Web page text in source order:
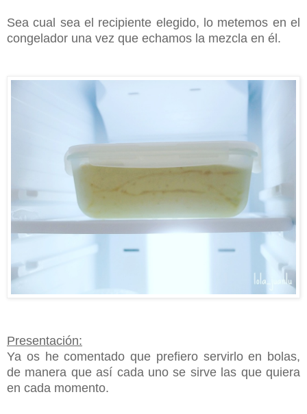
Sea cual sea el recipiente elegido, lo metemos en el
congelador una vez que echamos la mezcla en é l.
Presentación:
Ya os he comentado que prefiero servirlo en bolas,
de manera que así cada uno se sirve las que quiera
en cada momento.